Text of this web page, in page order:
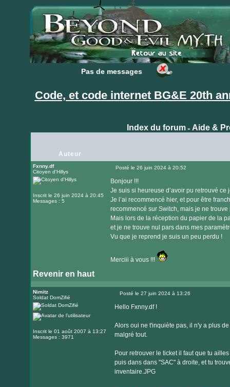
Pas de messages
Pas de messages
Code, et code internet BG&E 20th
Index du forum» Aide &
Auteur
Fxnny.df
Citoyen d'Hillys
Inscrit le 26 juin 2024 à 20:45
Messages : 5
Posté le 26 juin 2024 à 20:52
Bonjour !!!
Je suis si heureuse d’avoir pu retrouvé ce
Je l’ai recommencé hier, et pour être
recommencé sur Switch, mais je ne
Mais lors de la réception du papier de la
et je ne trouve nul pars dans mes
Vu que je reprend je suis un peu perdu !
Merciii à vous !!!
Revenir en haut
Nimitz
Soldat DomZifié
Inscrit le 01 août 2007 à 13:27
Messages : 3971
Posté le 27 juin 2024 à 13:26
Hello Fxnny.df !
Alors oui ne t'inquiète pas, il n'y a plus
malgré tout.
Pour retrouver le ticket il faut que tu
puis dans dans "SAC" à droite, et tu
inventaire.JPG